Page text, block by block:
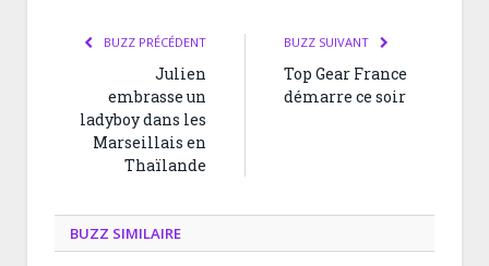
BUZZ PRÉCÉDENT
Julien
embrasse un
ladyboy dans les
Marseillais en
Thaïlande
BUZZ SUIVANT
Top Gear France
démarre ce soir
BUZZ SIMILAIRE